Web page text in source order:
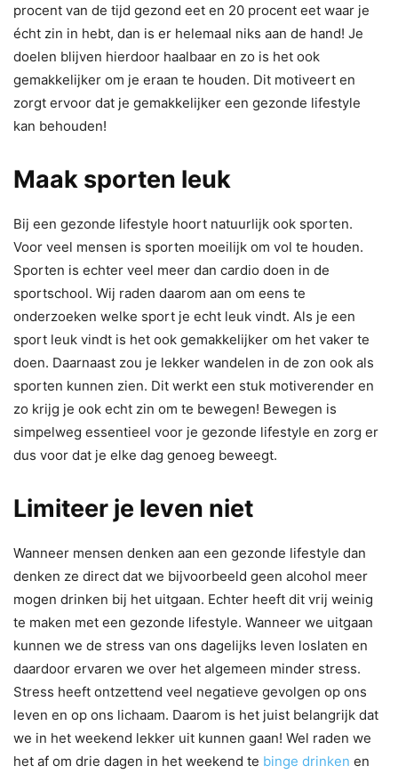
procent van de tijd gezond eet en 20 procent eet waar je
écht zin in hebt, dan is er helemaal niks aan de hand! Je
doelen blijven hierdoor haalbaar en zo is het ook
gemakkelijker om je eraan te houden. Dit motiveert en
zorgt ervoor dat je gemakkelijker een gezonde lifestyle
kan behouden!
Maak sporten leuk
Bij een gezonde lifestyle hoort natuurlijk ook sporten.
Voor veel mensen is sporten moeilijk om vol te houden.
Sporten is echter veel meer dan cardio doen in de
sportschool. Wij raden daarom aan om eens te
onderzoeken welke sport je echt leuk vindt. Als je een
sport leuk vindt is het ook gemakkelijker om het vaker te
doen. Daarnaast zou je lekker wandelen in de zon ook als
sporten kunnen zien. Dit werkt een stuk motiverender en
zo krijg je ook echt zin om te bewegen! Bewegen is
simpelweg essentieel voor je gezonde lifestyle en zorg er
dus voor dat je elke dag genoeg beweegt.
Limiteer je leven niet
Wanneer mensen denken aan een gezonde lifestyle dan
denken ze direct dat we bijvoorbeeld geen alcohol meer
mogen drinken bij het uitgaan. Echter heeft dit vrij weinig
te maken met een gezonde lifestyle. Wanneer we uitgaan
kunnen we de stress van ons dagelijks leven loslaten en
daardoor ervaren we over het algemeen minder stress.
Stress heeft ontzettend veel negatieve gevolgen op ons
leven en op ons lichaam. Daarom is het juist belangrijk dat
we in het weekend lekker uit kunnen gaan! Wel raden we
het af om drie dagen in het weekend te binge drinken en